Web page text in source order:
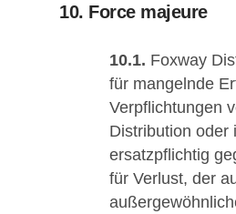
10. Force majeure
10.1. Foxway
für mangelnde
Verpflichtungen
Distribution oder
ersatzpflichtig
für Verlust, der